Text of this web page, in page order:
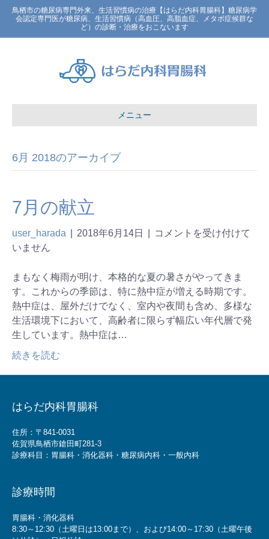
鳥栖市の糖尿病専門外来、生活習慣病の治療【はらだ内科胃腸科】糖尿病学
会認定専門医が糖尿病、生活習慣病（高血圧、高脂血症、メタボ症候群な
ど）の診断・治療をおこないます
メニュー
6月 2018のアーカイブ
7月の献立
user_harada 2018年6月14日
コメントを受け付けて
いません
まもなく梅雨が明け、本格的な夏の暑さがやってきま
す。これからの季節は、特に熱中症が増える時期です。
熱中症は、屋外だけでなく、室内や夜間も含め、多様な
生活環境下において、高齢者に限らず幅広い年代層で発
生しています。熱中症は…
続きを読む
はらだ内科胃腸科
住所：〒841-0031
佐賀県鳥栖市鎗田町281-3
診療科目：胃腸科・消化器科・糖尿病内科・一般内科
診療時間
胃腸科・消化器科
8:30～12:30（土曜日は13:00まで）、および14:00～17:30（土曜午後